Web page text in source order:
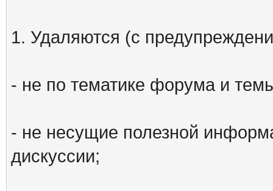
1. Удаляются (с
- не по тематике форума и
- не несущие полезной
дискуссии;